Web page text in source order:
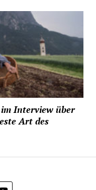
Interview über
Art des